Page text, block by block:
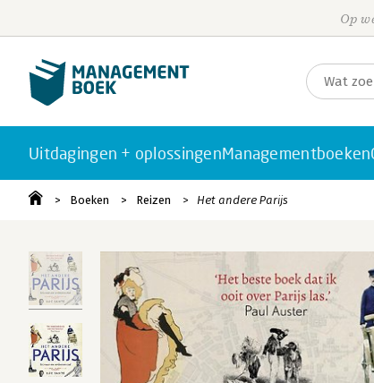
Op
Uitdagingen + oplossingenManagementboeken
Boeken Reizen Het andere Parijs